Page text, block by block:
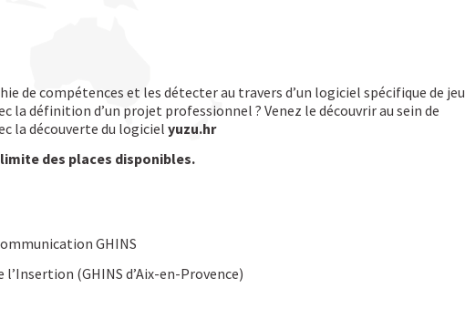
de compétences et les détecter au travers d’un logiciel spécifique de jeu
la définition d’un projet professionnel ? Venez le découvrir au sein de
la découverte du logiciel yuzu.hr
des places disponibles.
GHINS
l’Insertion (GHINS d’Aix-en-Provence)